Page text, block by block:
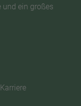
und ein großes
Karriere